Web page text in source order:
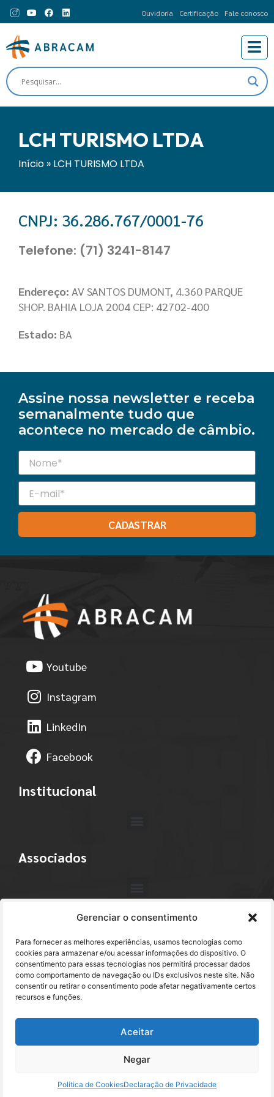
Gerenciar o consentimento
Para fornecer as melhores experiências, usamos tecnologias como
cookies para armazenar e/ou acessar informações do dispositivo. O
consentimento para essas tecnologias nos permitirá processar dados
como comportamento de navegação ou IDs exclusivos neste site. Não
consentir ou retirar o consentimento pode afetar negativamente certos
recursos e funções.
Aceitar
Negar
Política de CookiesDeclaração de Privacidade
Ouvidoria Certificação Fale conosco
LCH TURISMO LTDA
Início » LCH TURISMO LTDA
CNPJ: 36.286.767/0001-76
Telefone: (71) 3241-8147
Endereço: AV SANTOS DUMONT, 4.360 PARQUE
SHOP. BAHIA LOJA 2004 CEP: 42702-400
Estado: BA
Assine nossa newsletter e receba
semanalmente tudo que
acontece no mercado de câmbio.
CADASTRAR
Youtube
Instagram
LinkedIn
Facebook
Institucional
Associados
+55 (11) 3113-4040
abracam@abracam.com
Bela Vista - São Paulo, SP CEP 01310-300
© 2024 - ABRACAM - Todos os direitos reservados.